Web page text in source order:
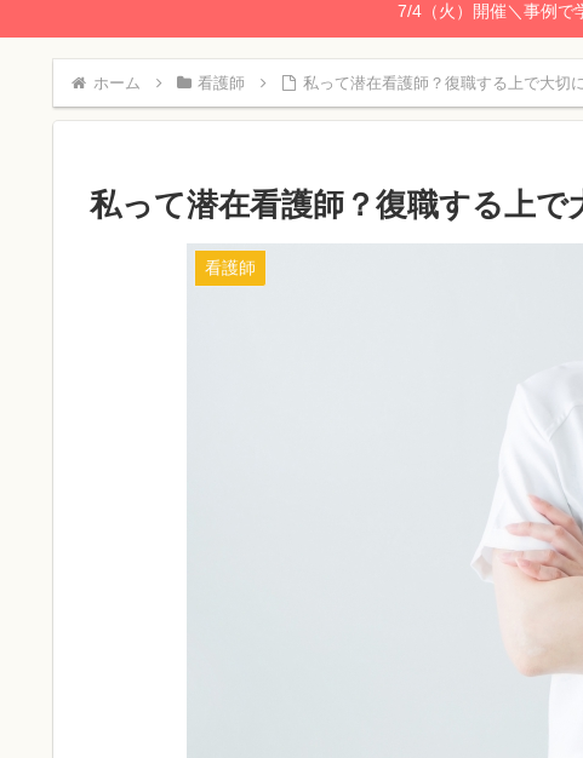
7/4（火）開催＼事例
ホーム 看護師 私って潜在看護師？復職する上で大切
私って潜在看護師？復職する上
看護師